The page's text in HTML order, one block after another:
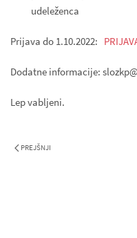
udeleženca
Prijava do 1.10.2022:
Dodatne informacije:
Lep vabljeni.
PREJŠNJI